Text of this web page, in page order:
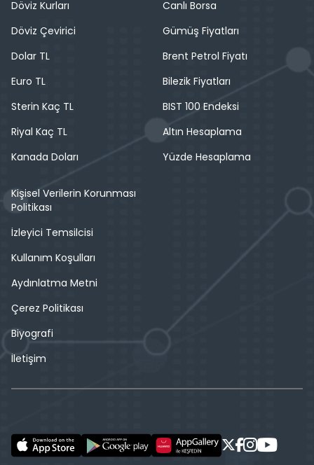
Döviz Kurları
Döviz Çevirici
Dolar TL
Euro TL
Sterin Kaç TL
Riyal Kaç TL
Kanada Doları
Canlı Borsa
Gümüş Fiyatları
Brent Petrol Fiyatı
Bilezik Fiyatları
BIST 100 Endeksi
Altın Hesaplama
Yüzde Hesaplama
Kişisel Verilerin Korunması
Politikası
İzleyici Temsilcisi
Kullanım Koşulları
Aydınlatma Metni
Çerez Politikası
Biyografi
İletişim